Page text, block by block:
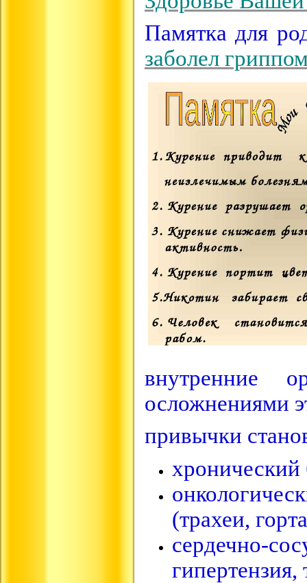
Памятка для
заболел
внутренние
осложнениями
привычки
хронический
(трахеи,
сердечно-
гипертензия,